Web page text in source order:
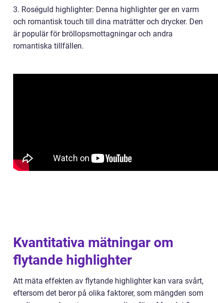
3. Roséguld highlighter: Denna highlighter ger en varm
och romantisk touch till dina maträtter och drycker. Den
är populär för bröllopsmottagningar och andra
romantiska tillfällen.
Kvantitativa mätningar om
flytande highlighter
Att mäta effekten av flytande highlighter kan vara svårt,
eftersom det beror på olika faktorer, som mängden som